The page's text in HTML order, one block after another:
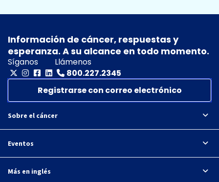
Información de cáncer, respuestas y
esperanza. A su alcance en todo momento.
Síganos
Llámenos
800.227.2345
Registrarse con correo electrónico
Sobre el cáncer
Eventos
Más en inglés